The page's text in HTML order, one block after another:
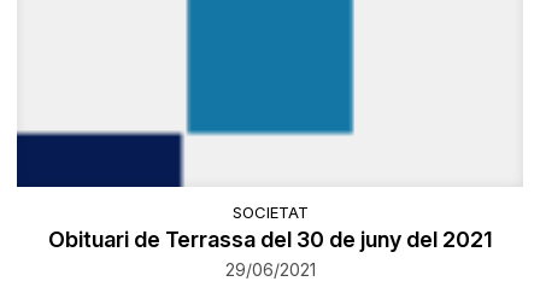
SOCIETAT
Obituari de Terrassa del 30 de juny del 2021
29/06/2021